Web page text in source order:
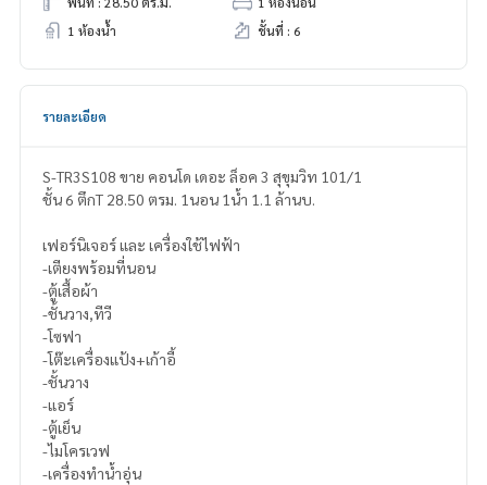
1 ห้องน้ำ
ชั้นที่ : 6
รายละเอียด
S-TR3S108 ขาย คอนโด เดอะ ล็อค 3 สุขุมวิท 101/1
ชั้น 6 ตึกT 28.50 ตรม. 1นอน 1น้ำ 1.1 ล้านบ.
เฟอร์นิเจอร์ และ เครื่องใช้ไฟฟ้า
-เตียงพร้อมที่นอน
-ตู้เสื้อผ้า
-ชั้นวาง,ทีวี
-โซฟา
-โต๊ะเครื่องแป้ง+เก้าอี้
-ชั้นวาง
-แอร์
-ตู้เย็น
-ไมโครเวฟ
-เครื่องทำน้ำอุ่น